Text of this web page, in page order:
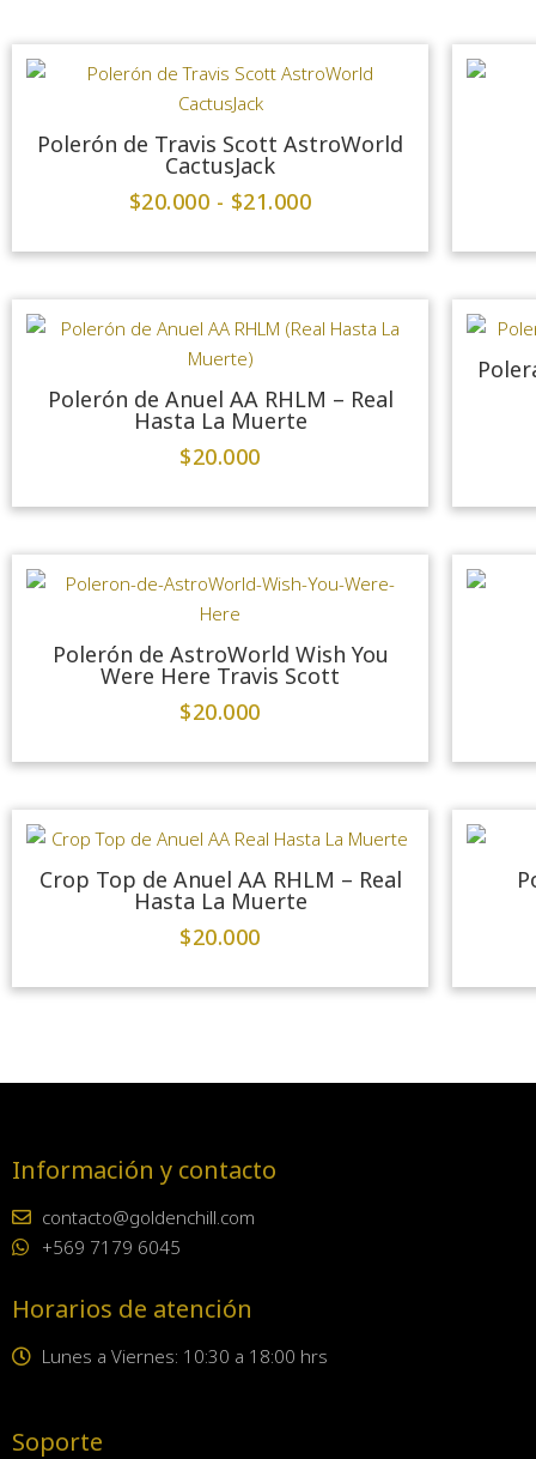
Polerón de Travis Scott AstroWorld
CactusJack
$20.000 - $21.000
Polerón de Anuel AA RHLM – Real
Hasta La Muerte
$20.000
Polerón de AstroWorld Wish You
Were Here Travis Scott
$20.000
Crop Top de Anuel AA RHLM – Real
Hasta La Muerte
$20.000
Información y contacto
contacto@goldenchill.com
+569 7179 6045
Horarios de atención
Lunes a Viernes: 10:30 a 18:00 hrs
Soporte